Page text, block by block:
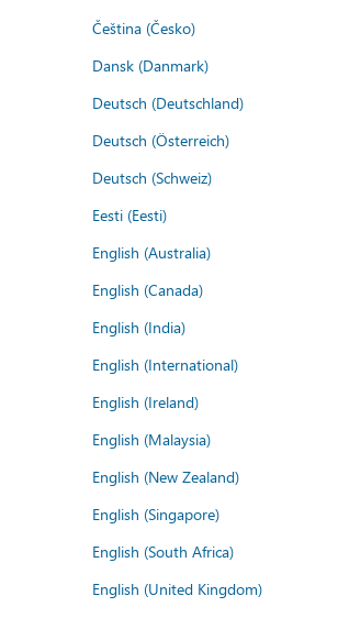
Čeština (Česko)
Dansk (Danmark)
Deutsch (Deutschland)
Deutsch (Österreich)
Deutsch (Schweiz)
Eesti (Eesti)
English (Australia)
English (Canada)
English (India)
English (International)
English (Ireland)
English (Malaysia)
English (New Zealand)
English (Singapore)
English (South Africa)
English (United Kingdom)